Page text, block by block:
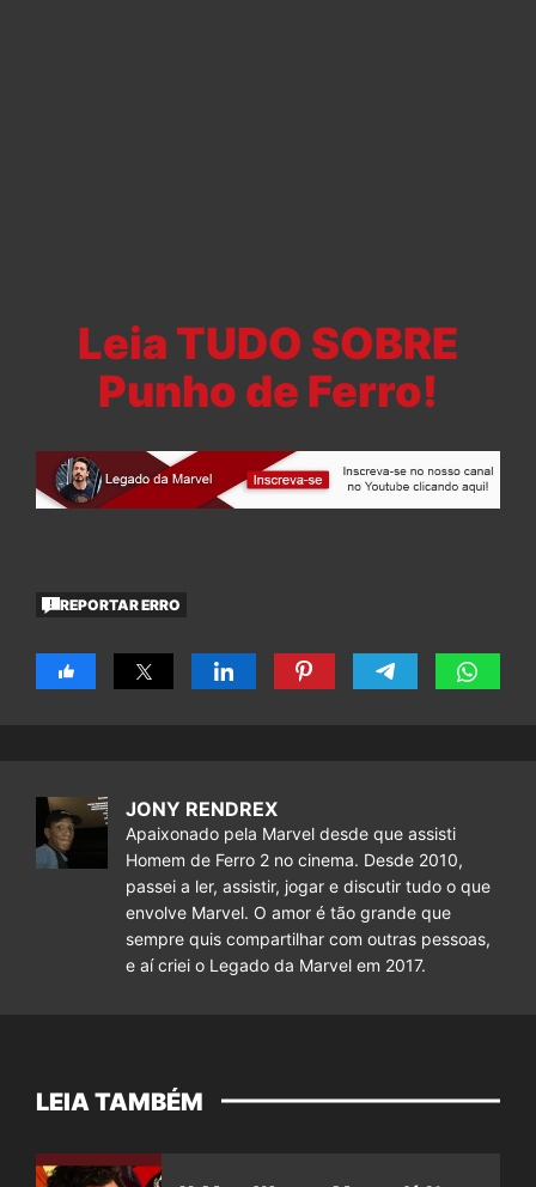
Leia TUDO SOBRE
Punho de Ferro!
REPORTAR ERRO
JONY RENDREX
Apaixonado pela Marvel desde que assisti
Homem de Ferro 2 no cinema. Desde 2010,
passei a ler, assistir, jogar e discutir tudo o que
envolve Marvel. O amor é tão grande que
sempre quis compartilhar com outras pessoas,
e aí criei o Legado da Marvel em 2017.
LEIA TAMBÉM